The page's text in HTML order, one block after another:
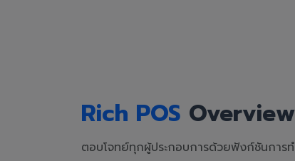
Rich POS
ตอบโจทย์ทุกผู้ประกอบการด้วยฟังก์ชันการ